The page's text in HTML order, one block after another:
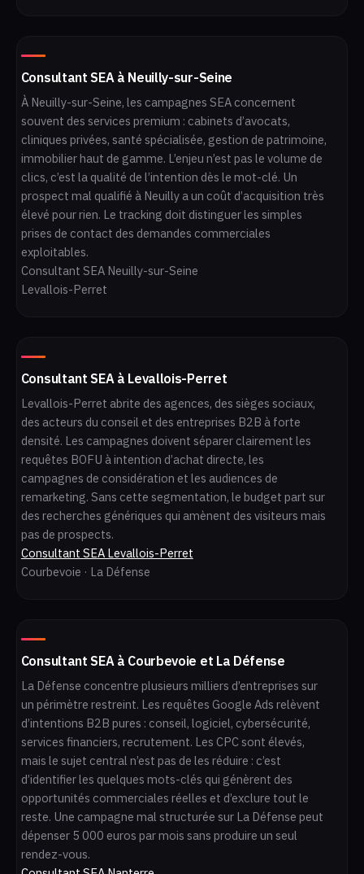
Consultant SEA à Neuilly-sur-Seine
À Neuilly-sur-Seine, les campagnes SEA concernent
souvent des services premium : cabinets d’avocats,
cliniques privées, santé spécialisée, gestion de patrimoine,
immobilier haut de gamme. L’enjeu n’est pas le volume de
clics, c’est la qualité de l’intention dès le mot-clé. Un
prospect mal qualifié à Neuilly a un coût d’acquisition très
élevé pour rien. Le tracking doit distinguer les simples
prises de contact des demandes commerciales
exploitables.
Consultant SEA Neuilly-sur-Seine
Levallois-Perret
Consultant SEA à Levallois-Perret
Levallois-Perret abrite des agences, des sièges sociaux,
des acteurs du conseil et des entreprises B2B à forte
densité. Les campagnes doivent séparer clairement les
requêtes BOFU à intention d’achat directe, les
campagnes de considération et les audiences de
remarketing. Sans cette segmentation, le budget part sur
des recherches génériques qui amènent des visiteurs mais
pas de prospects.
Consultant SEA Levallois-Perret
Courbevoie · La Défense
Consultant SEA à Courbevoie et La Défense
La Défense concentre plusieurs milliers d’entreprises sur
un périmètre restreint. Les requêtes Google Ads relèvent
d’intentions B2B pures : conseil, logiciel, cybersécurité,
services financiers, recrutement. Les CPC sont élevés,
mais le sujet central n’est pas de les réduire : c’est
d’identifier les quelques mots-clés qui génèrent des
opportunités commerciales réelles et d’exclure tout le
reste. Une campagne mal structurée sur La Défense peut
dépenser 5 000 euros par mois sans produire un seul
rendez-vous.